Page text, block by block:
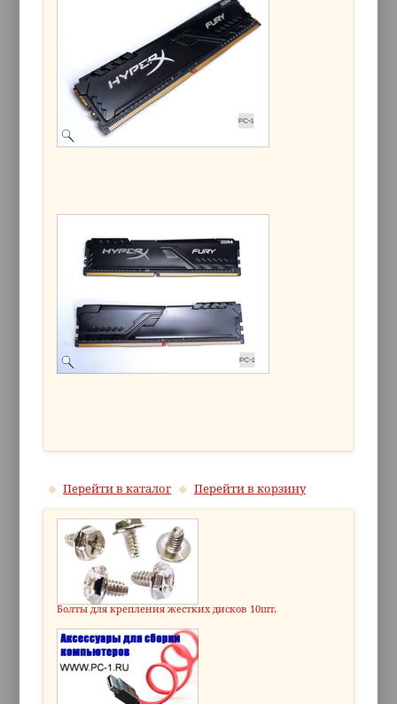
Перейти в каталог Перейти в корзину
Болты для крепления жестких дисков 10шт.